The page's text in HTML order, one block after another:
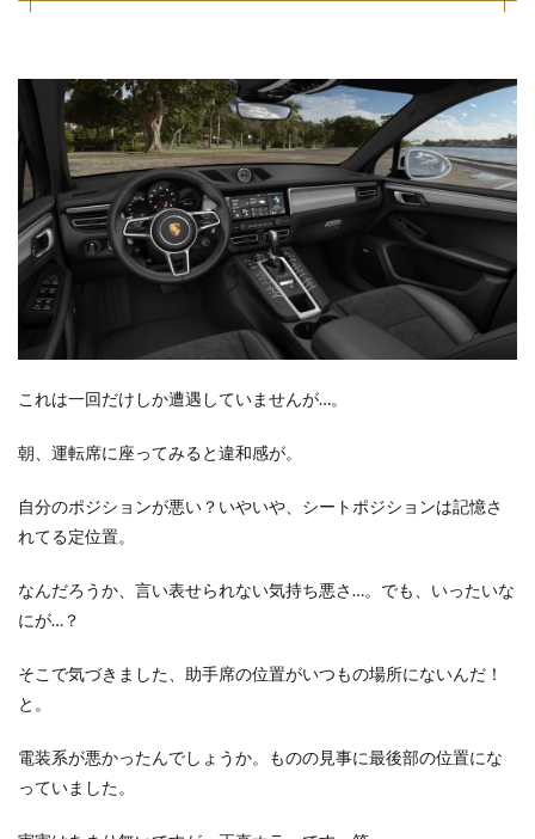
これは一回だけしか遭遇していませんが…。
朝、運転席に座ってみると違和感が。
自分のポジションが悪い？いやいや、シートポジションは記憶さ
れてる定位置。
なんだろうか、言い表せられない気持ち悪さ…。でも、いったいな
にが…？
そこで気づきました、助手席の位置がいつもの場所にないんだ！
と。
電装系が悪かったんでしょうか。ものの見事に最後部の位置にな
っていました。